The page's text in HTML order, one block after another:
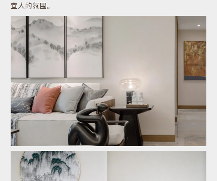
宜人的氛围。